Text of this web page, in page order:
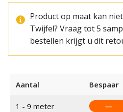
Product op maat kan
Twijfel? Vraag tot 5
bestellen krijgt u dit
Aantal Bespaar
1 - 9 meter —